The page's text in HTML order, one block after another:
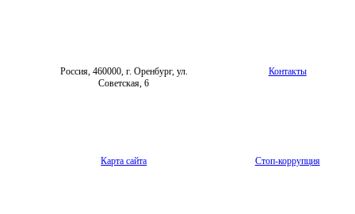
Россия, 460000, г. Оренбург, ул.
Советская, 6
Контакты
Карта сайта Стоп-коррупция